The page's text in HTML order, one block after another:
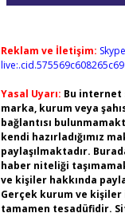
Reklam ve İletişim:
live:.cid.575569c608265c69
Yasal Uyarı: Bu internet
marka, kurum veya
bağlantısı
kendi hazırladığımız
paylaşılmaktadır.
haber niteliği
ve kişiler hakkında
Gerçek kurum ve
tamamen tesadüfidir.